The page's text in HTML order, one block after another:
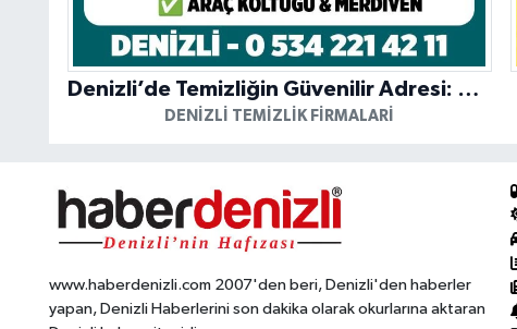
Denizli’de Temizliğin Güvenilir Adresi: Özkan Yerinde Yıkama
DENIZLI TEMIZLIK FIRMALARI
www.haberdenizli.com 2007'den beri, Denizli'den haberler
yapan, Denizli Haberlerini son dakika olarak okurlarına aktaran